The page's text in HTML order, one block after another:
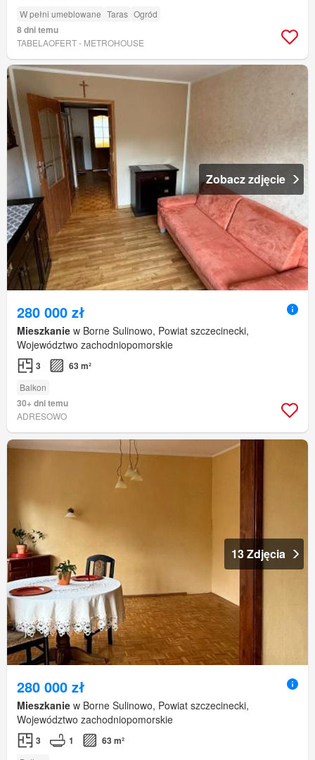
W pełni umeblowane Taras Ogród
8 dni temu
TABELAOFERT - METROHOUSE
Zobacz zdjęcie
280 000 zł
Mieszkanie w Borne Sulinowo, Powiat szczecinecki,
Województwo zachodniopomorskie
3 63 m²
Balkon
30+ dni temu
ADRESOWO
13 Zdjęcia
280 000 zł
Mieszkanie w Borne Sulinowo, Powiat szczecinecki,
Województwo zachodniopomorskie
3 1 63 m²